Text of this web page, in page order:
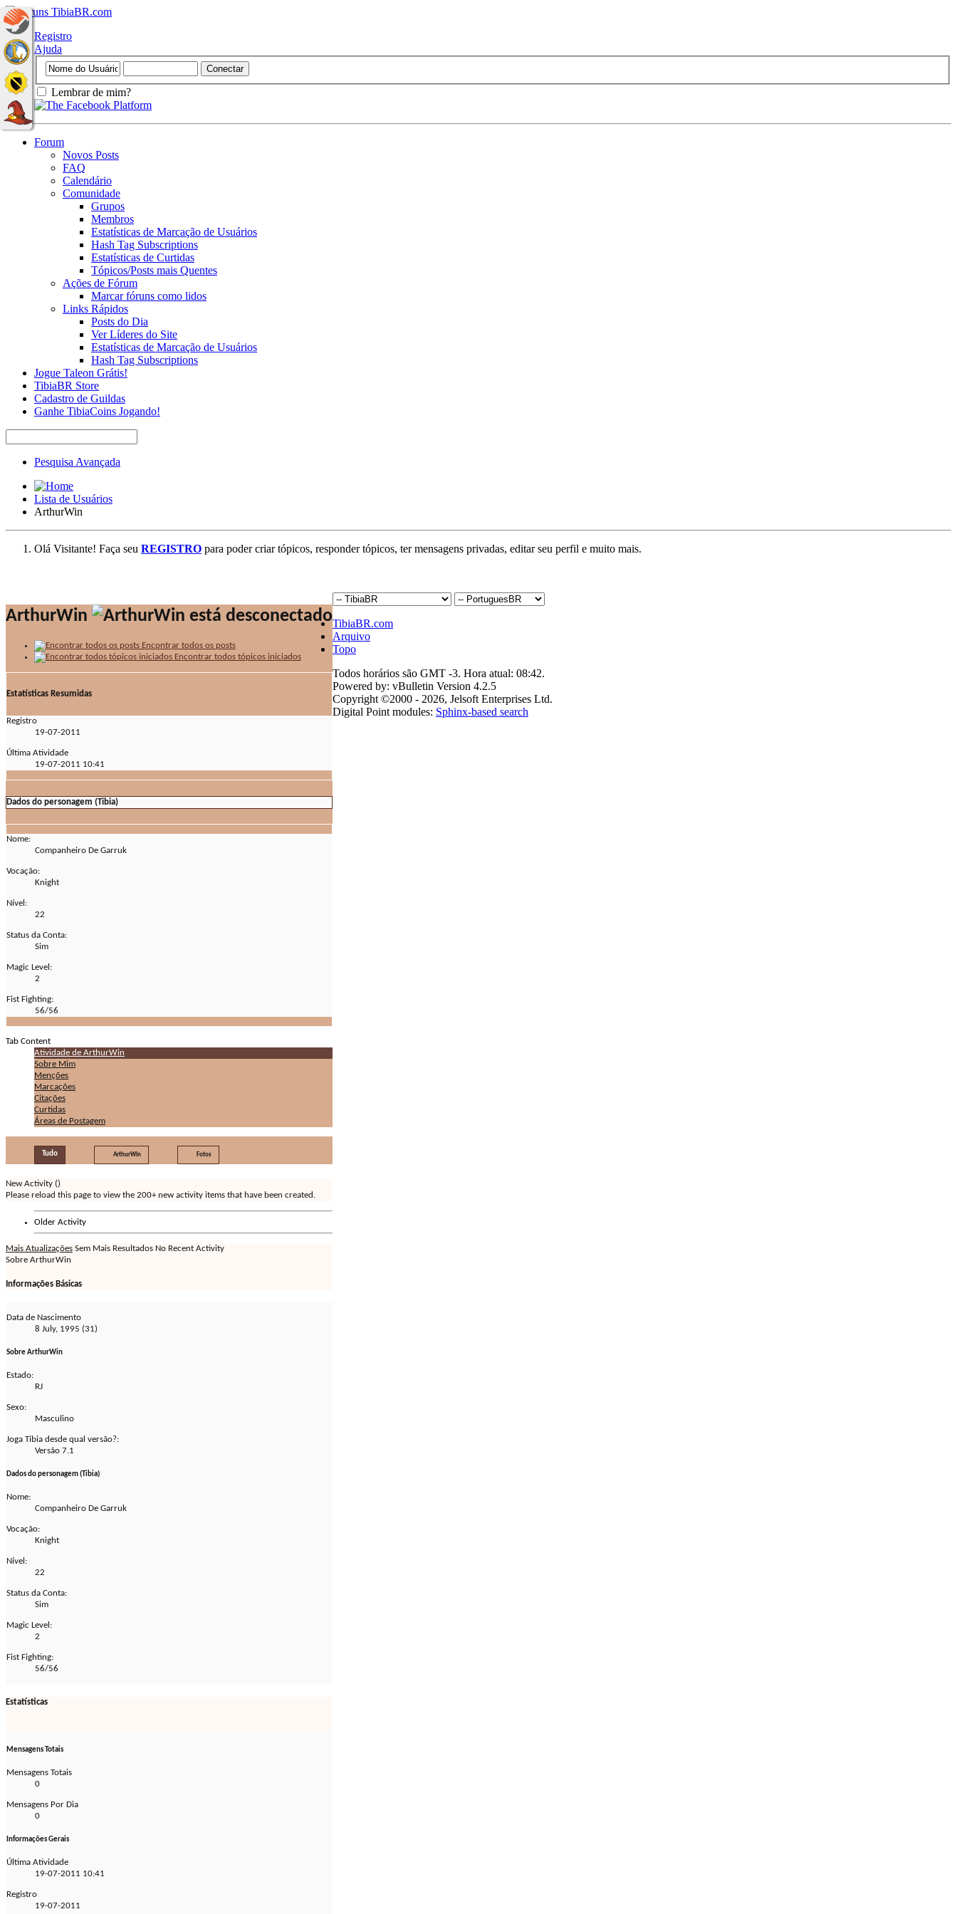
Registro
Ajuda
Lembrar de mim?
Forum
Novos Posts
FAQ
Calendário
Comunidade
Grupos
Membros
Estatísticas de Marcação de Usuários
Hash Tag Subscriptions
Estatísticas de Curtidas
Tópicos/Posts mais Quentes
Ações de Fórum
Marcar fóruns como lidos
Links Rápidos
Posts do Dia
Ver Líderes do Site
Estatísticas de Marcação de Usuários
Hash Tag Subscriptions
Jogue Taleon Grátis!
TibiaBR Store
Cadastro de Guildas
Ganhe TibiaCoins Jogando!
Pesquisa Avançada
Lista de Usuários
ArthurWin
Olá Visitante! Faça seu REGISTRO para poder criar tópicos, responder tópicos, ter mensagens privadas, editar seu perfil e muito mais.
ArthurWin
Encontrar todos os posts
Encontrar todos tópicos iniciados
Estatísticas Resumidas
Registro
19-07-2011
Última Atividade
19-07-2011 10:41
Dados do personagem (Tibia)
Nome:
Companheiro De Garruk
Vocação:
Knight
Nível:
22
Status da Conta:
Sim
Magic Level:
2
Fist Fighting:
56/56
Tab Content
Atividade de ArthurWin
Sobre Mim
Menções
Marcações
Citações
Curtidas
Áreas de Postagem
Tudo ArthurWin Fotos
New Activity ()
Please reload this page to view the 200+ new activity items that have been created.
Older Activity
Mais Atualizações Sem Mais Resultados No Recent Activity
Sobre ArthurWin
Informações Básicas
Data de Nascimento
8 July, 1995 (31)
Sobre ArthurWin
Estado:
RJ
Sexo:
Masculino
Joga Tibia desde qual versão?:
Versão 7.1
Dados do personagem (Tibia)
Nome:
Companheiro De Garruk
Vocação:
Knight
Nível:
22
Status da Conta:
Sim
Magic Level:
2
Fist Fighting:
56/56
Estatísticas
Mensagens Totais
Mensagens Totais
0
Mensagens Por Dia
0
Informações Gerais
Última Atividade
19-07-2011 10:41
Registro
19-07-2011
TibiaBR.com
Arquivo
Topo
Todos horários são GMT -3. Hora atual: 08:42.
Powered by: vBulletin Version 4.2.5
Copyright ©2000 - 2026, Jelsoft Enterprises Ltd.
Digital Point modules: Sphinx-based search